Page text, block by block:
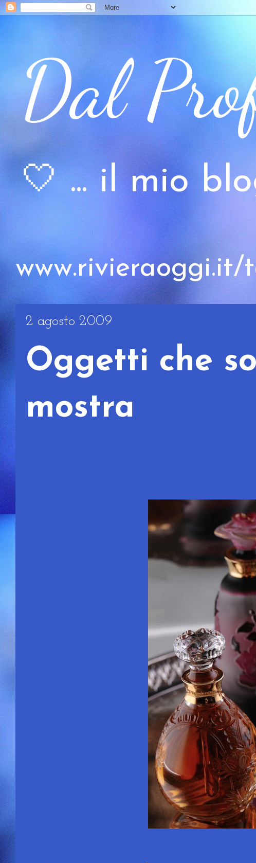
Dal
🤍 ... il mio
www.rivieraoggi.it/
2 agosto 2009
Oggetti che
mostra